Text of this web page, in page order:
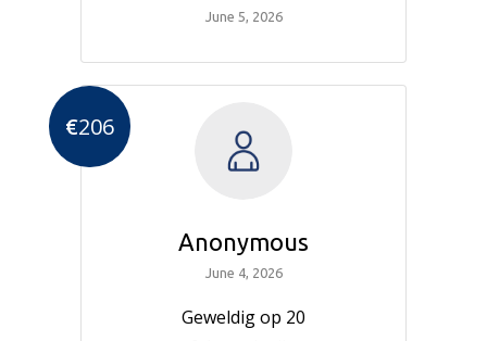
June 5, 2026
€206
Anonymous
June 4, 2026
Geweldig op 20